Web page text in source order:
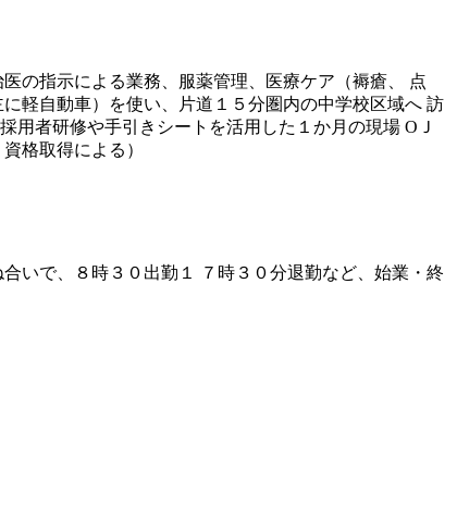
の指示による業務、服薬管理、医療ケア（褥瘡、 点
軽自動車）を使い、片道１５分圏内の中学校区域へ 訪
者研修や手引きシートを活用した１か月の現場 ОＪ
格取得による）
いで、８時３０出勤１ ７時３０分退勤など、始業・終